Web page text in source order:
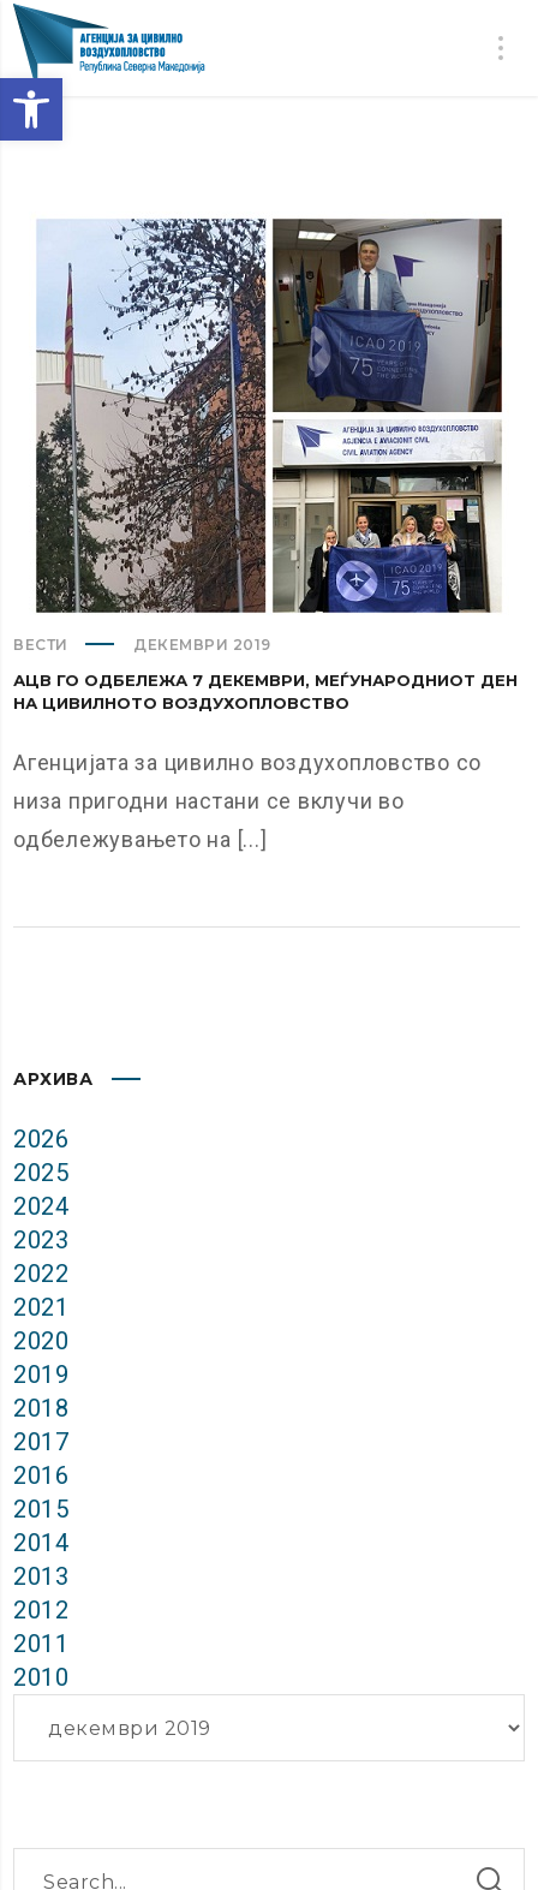
Open toolbar
ВЕСТИ ДЕКЕМВРИ 2019
АЦВ ГО ОДБЕЛЕЖА 7 ДЕКЕМВРИ, МЕЃУНАРОДНИОТ ДЕН
НА ЦИВИЛНОТО ВОЗДУХОПЛОВСТВО
Агенцијата за цивилно воздухопловство со
низа пригодни настани се вклучи во
одбележувањето на [...]
АРХИВА
2026
2025
2024
2023
2022
2021
2020
2019
2018
2017
2016
2015
2014
2013
2012
2011
2010